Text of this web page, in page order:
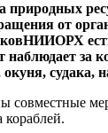
от
наблюдает за
окуня, судака,
кораблей.